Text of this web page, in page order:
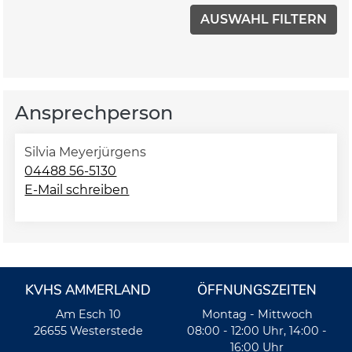
Ansprechperson
Silvia Meyerjürgens
04488 56-5130
E-Mail schreiben
KVHS AMMERLAND
Am Esch 10
26655 Westerstede
ÖFFNUNGSZEITEN
Montag - Mittwoch
08:00 - 12:00 Uhr, 14:00 -
16:00 Uhr